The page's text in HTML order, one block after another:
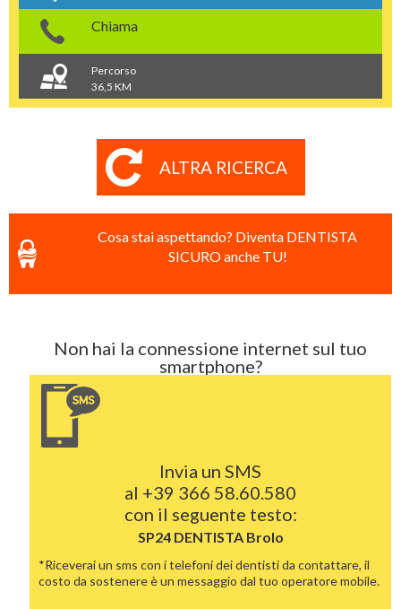
Chiama
Percorso
36,5 KM
ALTRA RICERCA
Cosa stai aspettando? Diventa DENTISTA
SICURO anche TU!
Non hai la connessione internet sul tuo
smartphone?
Invia un SMS
al +39 366 58.60.580
con il seguente testo:
SP24 DENTISTA Brolo
*Riceverai un sms con i telefoni dei dentisti da contattare, il
costo da sostenere è un messaggio dal tuo operatore mobile.